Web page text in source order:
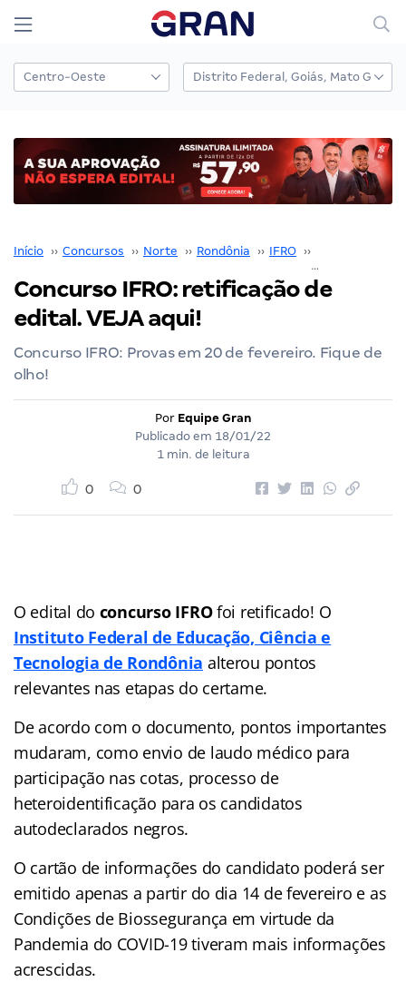
Início ›› Concursos ›› Norte ›› Rondônia ›› IFRO ››
Concurso IFRO: retificação de
edital. VEJA aqui!
Concurso IFRO: Provas em 20 de fevereiro. Fique de
olho!
Por Equipe Gran
Publicado em 18/01/22
1 min. de leitura
0 0
O edital do concurso IFROfoi retificado! O
Instituto Federal de Educação, Ciência e
Tecnologia de Rondônia alterou pontos
relevantes nas etapas do certame.
De acordo com o documento, pontos importantes
mudaram, como envio de laudo médico para
participação nas cotas, processo de
heteroidentificação para os candidatos
autodeclarados negros.
O cartão de informações do candidato poderá ser
emitido apenas a partir do dia 14 de fevereiro e as
Condições de Biossegurança em virtude da
Pandemia do COVID-19 tiveram mais informações
acrescidas.